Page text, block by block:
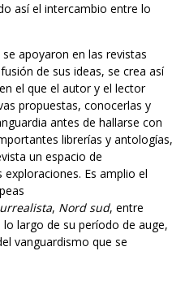
así el intercambio entre lo
apoyaron en las revistas
de sus ideas, se crea así
el que el autor y el lector
propuestas, conocerlas y
antes de hallarse con
librerías y antologías,
un espacio de
Es amplio el
, Nord sud, entre
largo de su período de auge,
vanguardismo que se